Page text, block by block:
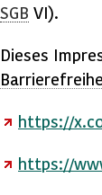
SGB VI).
Dieses
https://
https://